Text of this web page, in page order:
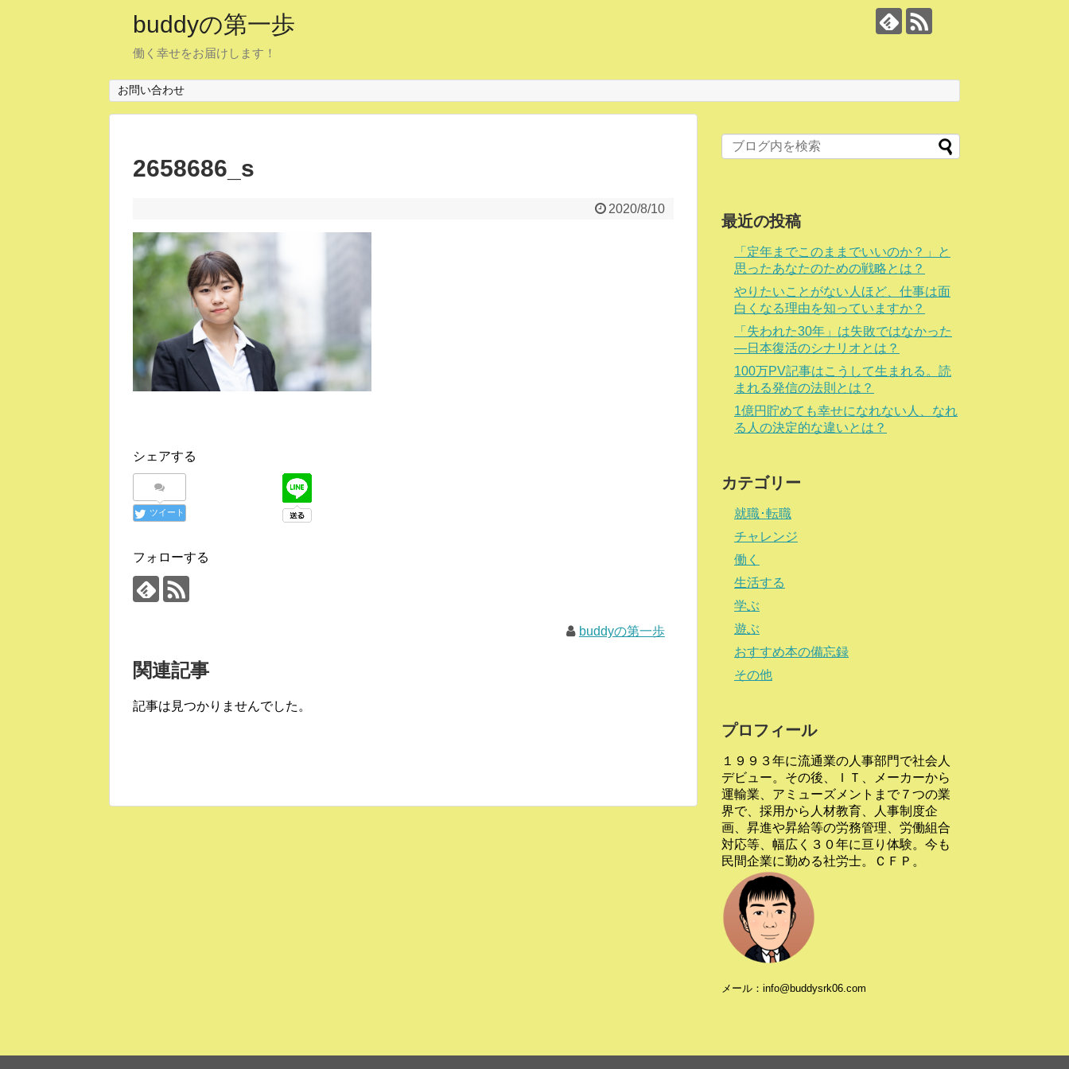
buddyの第一歩
働く幸せをお届けします！
お問い合わせ
2658686_s
2020/8/10
シェアする
ツイート
フォローする
buddyの第一歩
関連記事
記事は見つかりませんでした。
最近の投稿
「定年までこのままでいいのか？」と
思ったあなたのための戦略とは？
やりたいことがない人ほど、仕事は面
白くなる理由を知っていますか？
「失われた30年」は失敗ではなかった
―日本復活のシナリオとは？
100万PV記事はこうして生まれる。読
まれる発信の法則とは？
1億円貯めても幸せになれない人、なれ
る人の決定的な違いとは？
カテゴリー
就職･転職
チャレンジ
働く
生活する
学ぶ
遊ぶ
おすすめ本の備忘録
その他
プロフィール
１９９３年に流通業の人事部門で社会人
デビュー。その後、ＩＴ、メーカーから
運輸業、アミューズメントまで７つの業
界で、採用から人材教育、人事制度企
画、昇進や昇給等の労務管理、労働組合
対応等、幅広く３０年に亘り体験。今も
民間企業に勤める社労士。ＣＦＰ。
メール：info@buddysrk06.com